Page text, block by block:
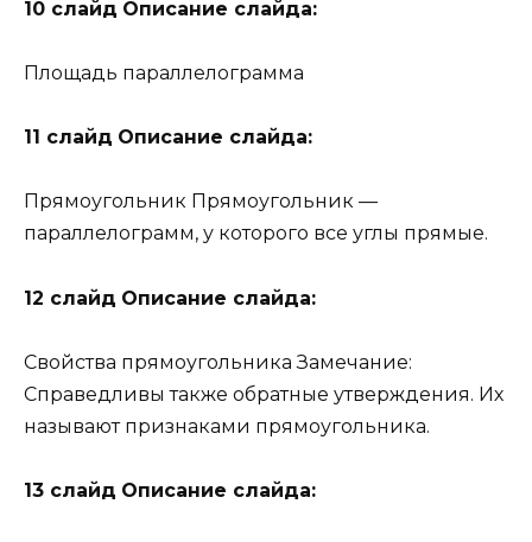
10 слайд Описание слайда:
Площадь параллелограмма
11 слайд Описание слайда:
Прямоугольник Прямоугольник —
параллелограмм, у которого все углы прямые.
12 слайд Описание слайда:
Свойства прямоугольника Замечание:
Справедливы также обратные утверждения. Их
называют признаками прямоугольника.
13 слайд Описание слайда: